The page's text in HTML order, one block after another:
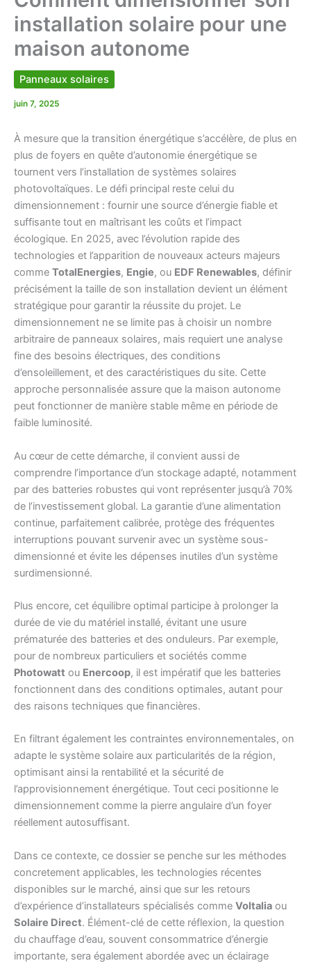
installation solaire pour une
maison autonome
Panneaux solaires
juin 7, 2025
À mesure que la transition énergétique s’accélère, de plus en
plus de foyers en quête d’autonomie énergétique se
tournent vers l’installation de systèmes solaires
photovoltaïques. Le défi principal reste celui du
dimensionnement : fournir une source d’énergie fiable et
suffisante tout en maîtrisant les coûts et l’impact
écologique. En 2025, avec l’évolution rapide des
technologies et l’apparition de nouveaux acteurs majeurs
comme TotalEnergies, Engie, ou EDF Renewables, définir
précisément la taille de son installation devient un élément
stratégique pour garantir la réussite du projet. Le
dimensionnement ne se limite pas à choisir un nombre
arbitraire de panneaux solaires, mais requiert une analyse
fine des besoins électriques, des conditions
d’ensoleillement, et des caractéristiques du site. Cette
approche personnalisée assure que la maison autonome
peut fonctionner de manière stable même en période de
faible luminosité.
Au cœur de cette démarche, il convient aussi de
comprendre l’importance d’un stockage adapté, notamment
par des batteries robustes qui vont représenter jusqu’à 70%
de l’investissement global. La garantie d’une alimentation
continue, parfaitement calibrée, protège des fréquentes
interruptions pouvant survenir avec un système sous-
dimensionné et évite les dépenses inutiles d’un système
surdimensionné.
Plus encore, cet équilibre optimal participe à prolonger la
durée de vie du matériel installé, évitant une usure
prématurée des batteries et des onduleurs. Par exemple,
pour de nombreux particuliers et sociétés comme
Photowatt ou Enercoop, il est impératif que les batteries
fonctionnent dans des conditions optimales, autant pour
des raisons techniques que financières.
En filtrant également les contraintes environnementales, on
adapte le système solaire aux particularités de la région,
optimisant ainsi la rentabilité et la sécurité de
l’approvisionnement énergétique. Tout ceci positionne le
dimensionnement comme la pierre angulaire d’un foyer
réellement autosuffisant.
Dans ce contexte, ce dossier se penche sur les méthodes
concretement applicables, les technologies récentes
disponibles sur le marché, ainsi que sur les retours
d’expérience d’installateurs spécialisés comme Voltalia ou
Solaire Direct. Élément-clé de cette réflexion, la question
du chauffage d’eau, souvent consommatrice d’énergie
importante, sera également abordée avec un éclairage